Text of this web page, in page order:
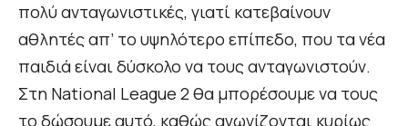
πολύ ανταγωνιστικές, γιατί κατεβαίνουν
αθλητές απ’ το υψηλότερο επίπεδο, που τα νέα
παιδιά είναι δύσκολο να τους ανταγωνιστούν.
Στη National League 2 θα μπορέσουμε να τους
το δώσουμε αυτό, καθώς αγωνίζονται κυρίως